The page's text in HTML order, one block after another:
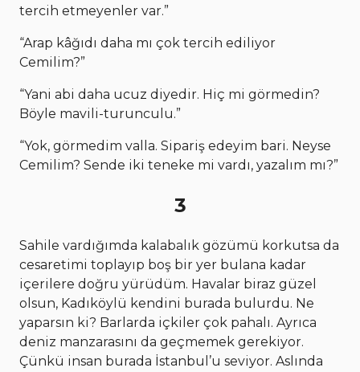
tercih etmeyenler var.”
“Arap kâğıdı daha mı çok tercih ediliyor
Cemilim?”
“Yani abi daha ucuz diyedir. Hiç mi görmedin?
Böyle mavili-turunculu.”
“Yok, görmedim valla. Sipariş edeyim bari. Neyse
Cemilim? Sende iki teneke mi vardı, yazalım mı?”
3
Sahile vardığımda kalabalık gözümü korkutsa da
cesaretimi toplayıp boş bir yer bulana kadar
içerilere doğru yürüdüm. Havalar biraz güzel
olsun, Kadıköylü kendini burada bulurdu. Ne
yaparsın ki? Barlarda içkiler çok pahalı. Ayrıca
deniz manzarasını da geçmemek gerekiyor.
Çünkü insan burada İstanbul’u seviyor. Aslında